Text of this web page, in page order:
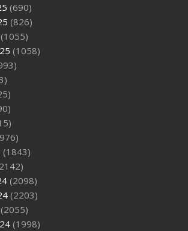
(690)
(826)
(1055)
(1058)
(1843)
(2098)
(2203)
(2055)
(1998)